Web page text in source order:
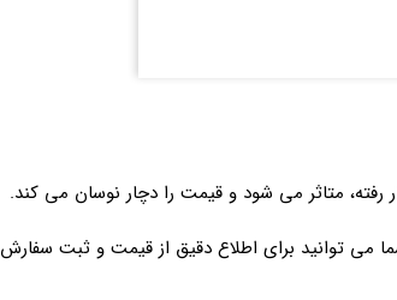
متاثر می شود و قیمت را دچار نوسان می کند.
می توانید برای اطلاع دقیق از قیمت و ثبت سفارش